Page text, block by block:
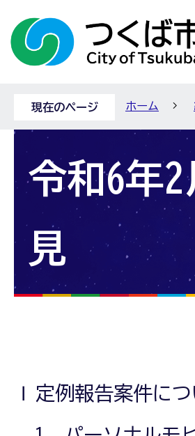
現在のページ ホーム
令和6年
見
Ⅰ 定例報告案件に